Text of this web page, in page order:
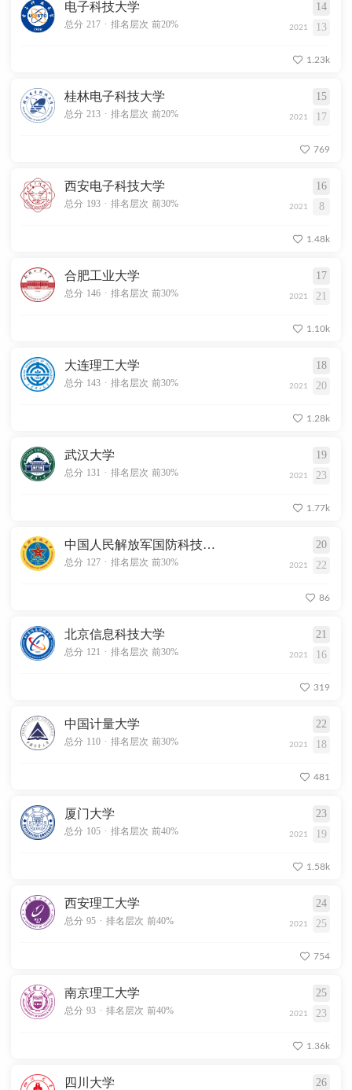
电子科技大学 14
总分 217 . 排名层次 前20% 2021 13
1.23k
桂林电子科技大学 15
总分 213 . 排名层次 前20% 2021 17
769
西安电子科技大学 16
总分 193 . 排名层次 前30% 2021 8
1.48k
合肥工业大学 17
总分 146 . 排名层次 前30% 2021 21
1.10k
大连理工大学 18
总分 143 . 排名层次 前30% 2021 20
1.28k
武汉大学 19
总分 131 . 排名层次 前30% 2021 23
1.77k
中国人民解放军国防科技大学 20
总分 127 . 排名层次 前30% 2021 22
86
北京信息科技大学 21
总分 121 . 排名层次 前30% 2021 16
319
中国计量大学 22
总分 110 . 排名层次 前30% 2021 18
481
厦门大学 23
总分 105 . 排名层次 前40% 2021 19
1.58k
西安理工大学 24
总分 95 . 排名层次 前40% 2021 25
754
南京理工大学 25
总分 93 . 排名层次 前40% 2021 23
1.36k
四川大学 26